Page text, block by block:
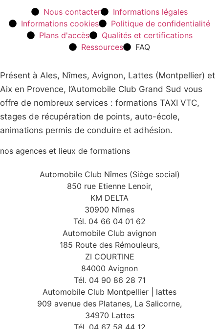
Nous contacter
Informations légales
Informations cookies
Politique de confidentialité
Plans d'accès
Qualités et certifications
Ressources
FAQ
Présent à Ales, Nîmes, Avignon, Lattes (Montpellier) et
Aix en Provence, l’Automobile Club Grand Sud vous
offre de nombreux services : formations TAXI VTC,
stages de récupération de points, auto-école,
animations permis de conduire et adhésion.
nos agences et lieux de formations
Automobile Club Nîmes (Siège social)
850 rue Etienne Lenoir,
KM DELTA
30900 Nîmes
Tél. 04 66 04 01 62
Automobile Club avignon
185 Route des Rémouleurs,
ZI COURTINE
84000 Avignon
Tél. 04 90 86 28 71
Automobile Club Montpellier | lattes
909 avenue des Platanes, La Salicorne,
34970 Lattes